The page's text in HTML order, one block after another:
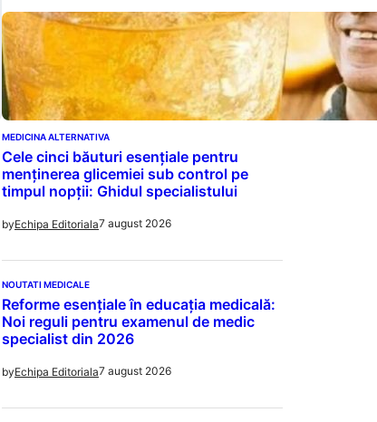
MEDICINA ALTERNATIVA
Cele cinci băuturi esențiale pentru
menținerea glicemiei sub control pe
timpul nopții: Ghidul specialistului
byEchipa Editoriala7 august 2026
NOUTATI MEDICALE
Reforme esențiale în educația medicală:
Noi reguli pentru examenul de medic
specialist din 2026
byEchipa Editoriala7 august 2026